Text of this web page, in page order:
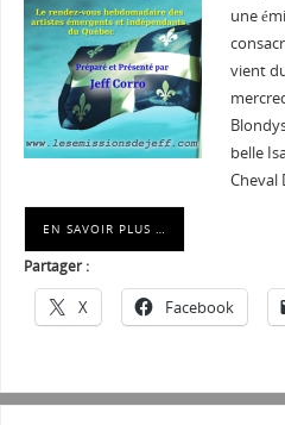
une
vient
belle
Cheval
EN SAVOIR PLUS …
Partager :
X Facebook